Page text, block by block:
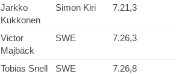
Jarkko
Kukkonen
Simon Kiri 7.21,3
Victor
Majbäck
SWE 7.26,3
Tobias Snell SWE
7.26,8